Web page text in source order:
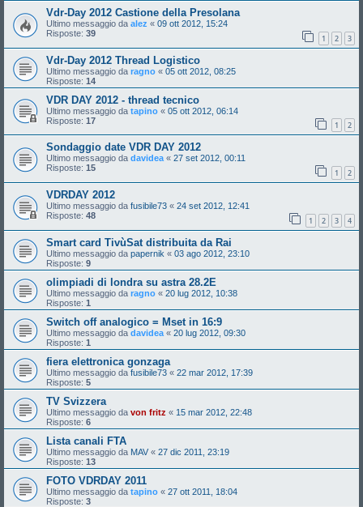
Vdr-Day 2012 Castione della Presolana
Ultimo messaggio da alez « 09 ott 2012, 15:24
Risposte: 39 1 2 3
Vdr-Day 2012 Thread Logistico
Ultimo messaggio da ragno « 05 ott 2012, 08:25
Risposte: 14
VDR DAY 2012 - thread tecnico
Ultimo messaggio da tapino « 05 ott 2012, 06:14
Risposte: 17 1 2
Sondaggio date VDR DAY 2012
Ultimo messaggio da davidea« 27 set 2012, 00:11
Risposte: 15 1 2
VDRDAY 2012
Ultimo messaggio da fusibile73 « 24 set 2012, 12:41
Risposte: 48 1 2 3 4
Smart card TivùSat distribuita da Rai
Ultimo messaggio da papernik « 03 ago 2012, 23:10
Risposte: 9
olimpiadi di londra su astra 28.2E
Ultimo messaggio da ragno « 20 lug 2012, 10:38
Risposte: 1
Switch off analogico = Mset in 16:9
Ultimo messaggio da davidea « 20 lug 2012, 09:30
Risposte: 1
fiera elettronica gonzaga
Ultimo messaggio da fusibile73 « 22 mar 2012, 17:39
Risposte: 5
TV Svizzera
Ultimo messaggio da von fritz « 15 mar 2012, 22:48
Risposte: 6
Lista canali FTA
Ultimo messaggio da MAV « 27 dic 2011, 23:19
Risposte: 13
FOTO VDRDAY 2011
Ultimo messaggio da tapino « 27 ott 2011, 18:04
Risposte: 3